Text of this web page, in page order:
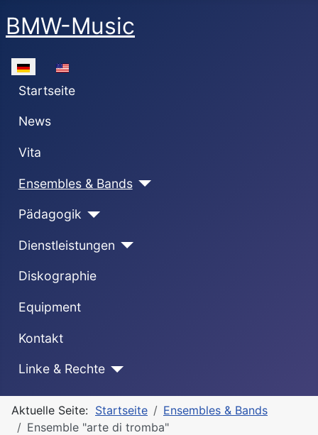
BMW-Music
Sprache auswählen
Startseite
News
Vita
Ensembles & Bands
Pädagogik
Dienstleistungen
Diskographie
Equipment
Kontakt
Linke & Rechte
Aktuelle Seite: Startseite
Ensembles & Bands
Ensemble "arte di tromba"